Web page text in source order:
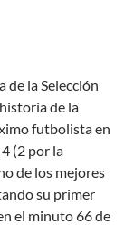
la Selección
de la
futbolista en
(2 por la
de los mejores
su primer
el minuto 66 de